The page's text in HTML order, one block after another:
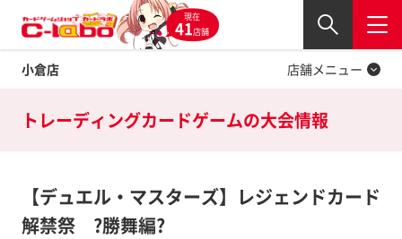
現在
41店舗
小倉店
閉じる
店舗メニュー
Twitter
トレーディングカードゲームの大会情報
【デュエル・マスターズ】レジェンドカード
解禁祭 ?勝舞編?